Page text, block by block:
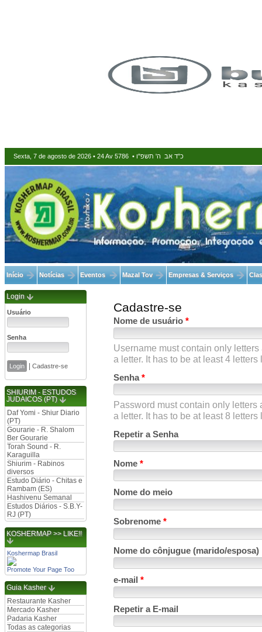
Sexta, 7 de agosto de 2026 • 24 Av 5786 • כ"ד אב ה' תשפ"ו
Início Notícias Eventos Mazal Tov Empresas & Serviços
Login
Usuário
Senha
| Cadastre-se
SHIURIM - ESTUDOS
JUDAICOS (PT)
Daf Yomi - Shiur Diario
(PT)
Gourarie - R. Shalom
Ber Gourarie
Torah Sound - R.
Karaguilla
Shiurim - Rabinos
diversos
Estudo Diário - Chitas e
Rambam (ES)
Hashivenu Semanal
Estudos Diários - S.B.Y-
RJ (PT)
KOSHERMAP >> LIKE!!
Koshermap Brasil
Promote Your Page Too
Guia Kasher
Restaurante Kasher
Mercado Kasher
Padaria Kasher
Todas as categorias
Cadastre-se
Nome de usuário *
Username must contain only
a letter. It has to be at least 4
Senha*
Password must contain only letters
a letter. It has to be at least 8 letters
Repetir a Senha
Nome *
Nome do meio
Sobrenome *
Nome do cônjugue (marido/esposa)
e-mail *
Repetir a E-mail